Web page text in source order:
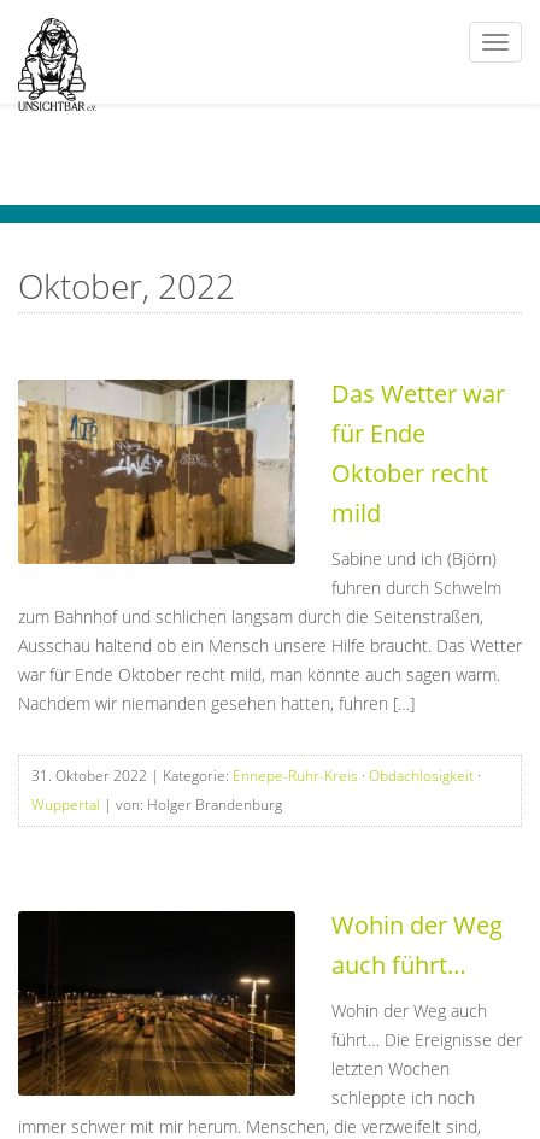
Oktober, 2022
Das Wetter war
für Ende
Oktober recht
mild
Sabine und ich (Björn)
fuhren durch Schwelm
zum Bahnhof und schlichen langsam durch die Seitenstraßen,
Ausschau haltend ob ein Mensch unsere Hilfe braucht. Das Wetter
war für Ende Oktober recht mild, man könnte auch sagen warm.
Nachdem wir niemanden gesehen hatten, fuhren […]
31. Oktober 2022 | Kategorie: Ennepe-Ruhr-Kreis · Obdachlosigkeit ·
Wuppertal | von: Holger Brandenburg
Wohin der Weg
auch führt…
Wohin der Weg auch
führt… Die Ereignisse der
letzten Wochen
schleppte ich noch
immer schwer mit mir herum. Menschen, die verzweifelt sind,